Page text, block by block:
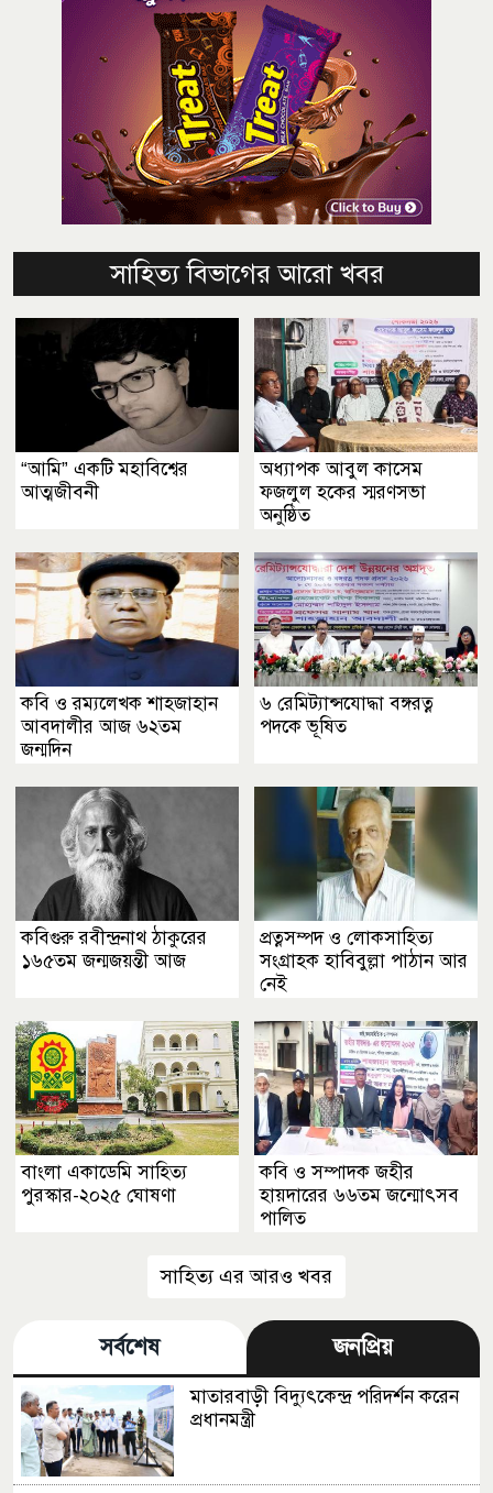
সাহিত্য বিভাগের আরো খবর
“আমি” একটি মহাবিশ্বের
আত্মজীবনী
অধ্যাপক আবুল কাসেম
ফজলুল হকের স্মরণসভা
অনুষ্ঠিত
কবি ও রম্যলেখক শাহজাহান
আবদালীর আজ ৬২তম
জন্মদিন
৬ রেমিট্যান্সযোদ্ধা বঙ্গরত্ন
পদকে ভূষিত
কবিগুরু রবীন্দ্রনাথ ঠাকুরের
১৬৫তম জন্মজয়ন্তী আজ
প্রত্নসম্পদ ও লোকসাহিত্য
সংগ্রাহক হাবিবুল্লা পাঠান আর
নেই
বাংলা একাডেমি সাহিত্য
পুরস্কার-২০২৫ ঘোষণা
কবি ও সম্পাদক জহীর
হায়দারের ৬৬তম জন্মোৎসব
পালিত
সাহিত্য এর আরও খবর
সর্বশেষ জনপ্রিয়
মাতারবাড়ী বিদ্যুৎকেন্দ্র পরিদর্শন করেন
প্রধানমন্ত্রী